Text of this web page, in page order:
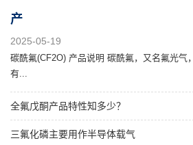
产
2025-05-19
碳酰氟(CF2O) 产品说明 碳酰氟，又名氟光气
有...
全氟戊酮产品特性知多少？
三氟化磷主要用作半导体载气